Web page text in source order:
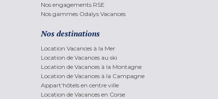
Nos engagements RSE
Nos gammes Odalys Vacances
Nos destinations
Location Vacances à la Mer
Location de Vacances au ski
Location de Vacances à la Montagne
Location de Vacances à la Campagne
Appart'hôtels en centre ville
Location de Vacances en Corse